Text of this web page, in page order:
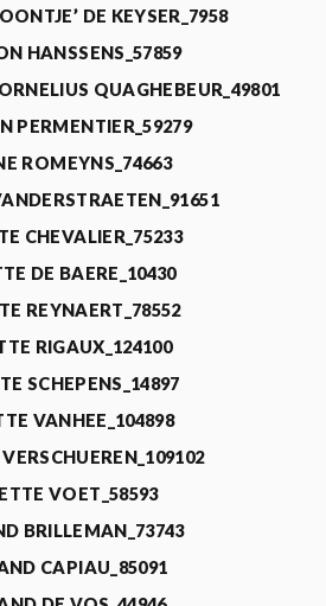
DE KEYSER_7958
HANSSENS_57859
QUAGHEBEUR_49801
PERMENTIER_59279
ROMEYNS_74663
CHEVALIER_75233
DE BAERE_10430
REYNAERT_78552
RIGAUX_124100
SCHEPENS_14897
VANHEE_104898
VOET_58593
BRILLEMAN_73743
CAPIAU_85091